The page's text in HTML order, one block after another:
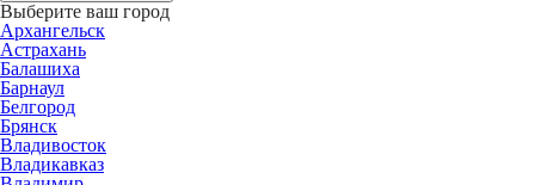
Выберите ваш город
Архангельск
Астрахань
Балашиха
Барнаул
Белгород
Брянск
Владивосток
Владикавказ